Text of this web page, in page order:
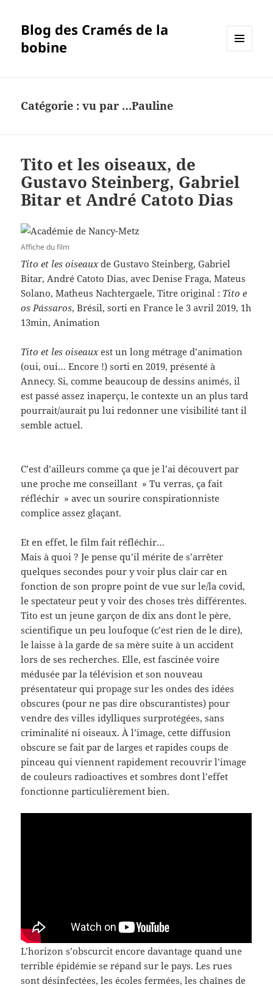
Blog des Cramés de la
bobine
Catégorie :vu par …Pauline
Tito et les oiseaux, de
Gustavo Steinberg, Gabriel
Bitar et André Catoto Dias
Affiche du film
Tito et les oiseauxde Gustavo Steinberg, Gabriel
Bitar, André Catoto Dias, avec Denise Fraga, Mateus
Solano, Matheus Nachtergaele, Titre original : Tito e
os Pássaros, Brésil, sorti en France le 3 avril 2019, 1h
13min, Animation
Tito et les oiseauxest un long métrage d’animation
(oui, oui… Encore !) sorti en 2019, présenté à
Annecy. Si, comme beaucoup de dessins animés, il
est passé assez inaperçu, le contexte un an plus tard
pourrait/aurait pu lui redonner une visibilité tant il
semble actuel.
C’est d’ailleurs comme ça que je l’ai découvert par
une proche me conseillant » Tu verras, ça fait
réfléchir » avec un sourire conspirationniste
complice assez glaçant.
Et en effet, le film fait réfléchir…
Mais à quoi ? Je pense qu’il mérite de s’arrêter
quelques secondes pour y voir plus clair car en
fonction de son propre point de vue sur le/la covid,
le spectateur peut y voir des choses très différentes.
Tito est un jeune garçon de dix ans dont le père,
scientifique un peu loufoque (c’est rien de le dire),
le laisse à la garde de sa mère suite à un accident
lors de ses recherches. Elle, est fascinée voire
médusée par la télévision et son nouveau
présentateur qui propage sur les ondes des idées
obscures (pour ne pas dire obscurantistes) pour
vendre des villes idylliques surprotégées, sans
criminalité ni oiseaux. À l’image, cette diffusion
obscure se fait par de larges et rapides coups de
pinceau qui viennent rapidement recouvrir l’image
de couleurs radioactives et sombres dont l’effet
fonctionne particulièrement bien.
L’horizon s’obscurcit encore davantage quand une
terrible épidémie se répand sur le pays. Les rues
sont désinfectées, les écoles fermées, les chaînes de